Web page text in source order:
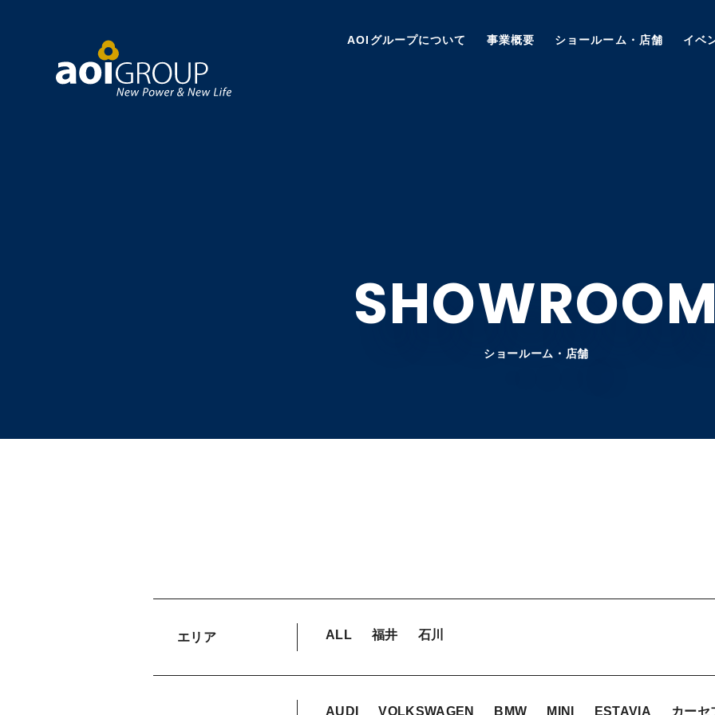
AOIグループについて 事業概要 ショールーム・店舗 イベ
SHOWROOM
ショールーム・店舗
エリア ALL 福井 石川
AUDI VOLKSWAGEN BMW MINI ESTAVIA カーセ